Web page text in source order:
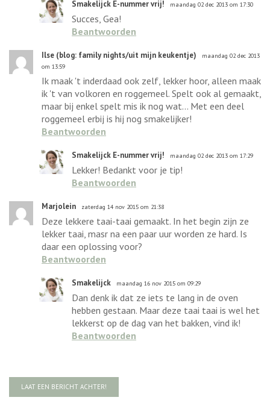
Smakelijck E-nummer vrij! maandag 02 dec 2013 om 17:30
Succes, Gea!
Beantwoorden
Ilse (blog: family nights/uit mijn keukentje)
maandag 02 dec 2013
om 13:59
Ik maak 't inderdaad ook zelf, lekker hoor, alleen maak
ik 't van volkoren en roggemeel. Spelt ook al gemaakt,
maar bij enkel spelt mis ik nog wat... Met een deel
roggemeel erbij is hij nog smakelijker!
Beantwoorden
Smakelijck E-nummer vrij! maandag 02 dec 2013 om 17:29
Lekker! Bedankt voor je tip!
Beantwoorden
Marjolein zaterdag 14 nov 2015 om 21:38
Deze lekkere taai-taai gemaakt. In het begin zijn ze
lekker taai, masr na een paar uur worden ze hard. Is
daar een oplossing voor?
Beantwoorden
Smakelijck maandag 16 nov 2015 om 09:29
Dan denk ik dat ze iets te lang in de oven
hebben gestaan. Maar deze taai taai is wel het
lekkerst op de dag van het bakken, vind ik!
Beantwoorden
LAAT EEN BERICHT ACHTER!